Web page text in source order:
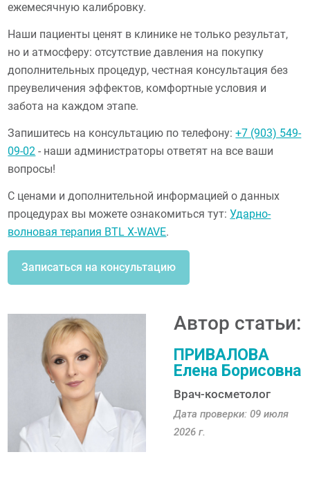
ежемесячную калибровку.
Наши пациенты ценят в клинике не только результат,
но и атмосферу: отсутствие давления на покупку
дополнительных процедур, честная консультация без
преувеличения эффектов, комфортные условия и
забота на каждом этапе.
Запишитесь на консультацию по телефону:+7 (903) 549-
09-02 - наши администраторы ответят на все ваши
вопросы!
С ценами и дополнительной информацией о данных
процедурах вы можете ознакомиться тут:Ударно-
волновая терапия BTL X-WAVE.
Записаться на консультацию
Автор статьи:
ПРИВАЛОВА
Елена Борисовна
Врач-косметолог
Дата проверки: 09 июля
2026 г.